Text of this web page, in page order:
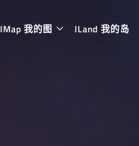
IMap 我的图 ILand 我的岛